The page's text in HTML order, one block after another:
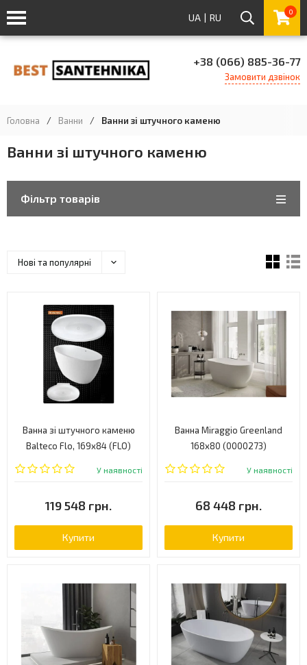
UA | RU 0
+38 (066) 885-36-77
Замовити дзвінок
Головна / Ванни / Ванни зі штучного каменю
Ванни зі штучного каменю
Фільтр товарів
Нові та популярні
Ванна зі штучного каменю
Balteco Flo, 169х84 (FLO)
У наявності
119 548 грн.
Купити
Ванна Miraggio Greenland
168x80 (0000273)
У наявності
68 448 грн.
Купити